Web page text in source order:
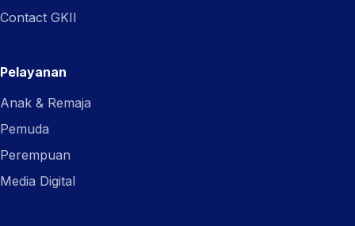
Contact GKII
Pelayanan
Anak & Remaja
Pemuda
Perempuan
Media Digital